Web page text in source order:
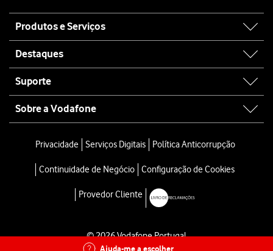
Ajuda-me a escolher
map
Produtos e Serviços
Destaques
Suporte
Sobre a Vodafone
Privacidade Serviços Digitais Política Anticorrupção
Continuidade de Negócio Configuração de Cookies
Provedor Cliente
© 2026 Vodafone Portugal